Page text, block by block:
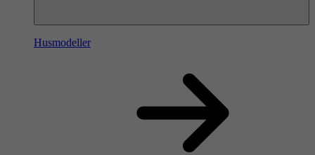
Husmodeller